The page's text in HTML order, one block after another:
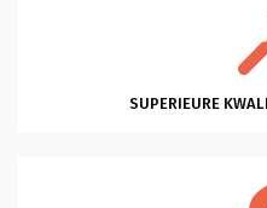
SUPERIEURE